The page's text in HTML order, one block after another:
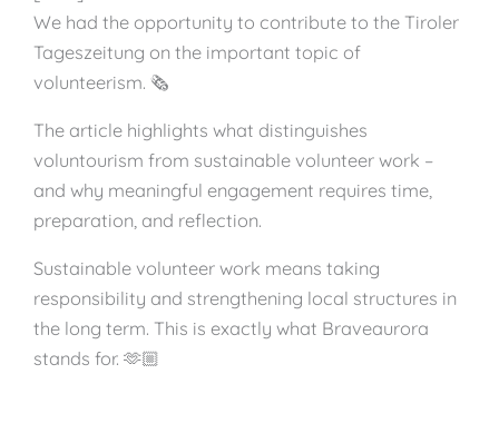
We had the opportunity to contribute to the Tiroler
Tageszeitung on the important topic of
volunteerism. 🗞️
The article highlights what distinguishes
voluntourism from sustainable volunteer work –
and why meaningful engagement requires time,
preparation, and reflection.
Sustainable volunteer work means taking
responsibility and strengthening local structures in
the long term. This is exactly what Braveaurora
stands for. 🫶🏼